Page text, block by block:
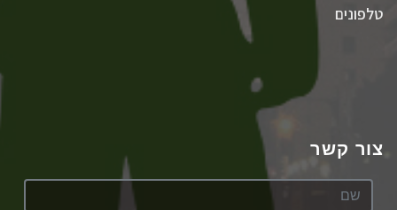
טלפונים
צור קשר